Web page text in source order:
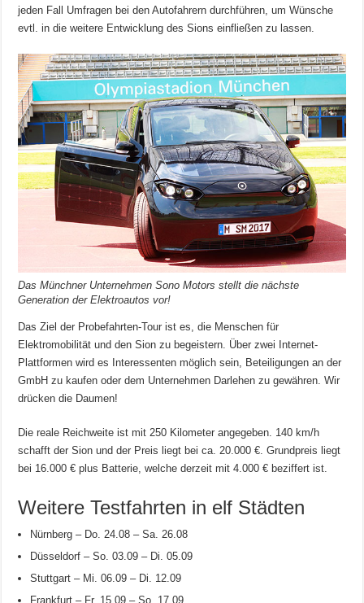
jeden Fall Umfragen bei den Autofahrern durchführen, um Wünsche
evtl. in die weitere Entwicklung des Sions einfließen zu lassen.
Das Münchner Unternehmen Sono Motors stellt die nächste
Generation der Elektroautos vor!
Das Ziel der Probefahrten-Tour ist es, die Menschen für
Elektromobilität und den Sion zu begeistern. Über zwei Internet-
Plattformen wird es Interessenten möglich sein, Beteiligungen an der
GmbH zu kaufen oder dem Unternehmen Darlehen zu gewähren. Wir
drücken die Daumen!
Die reale Reichweite ist mit 250 Kilometer angegeben. 140 km/h
schafft der Sion und der Preis liegt bei ca. 20.000 €. Grundpreis liegt
bei 16.000 € plus Batterie, welche derzeit mit 4.000 € beziffert ist.
Weitere Testfahrten in elf Städten
Nürnberg – Do. 24.08 – Sa. 26.08
Düsseldorf – So. 03.09 – Di. 05.09
Stuttgart – Mi. 06.09 – Di. 12.09
Frankfurt – Fr. 15.09 – So. 17.09